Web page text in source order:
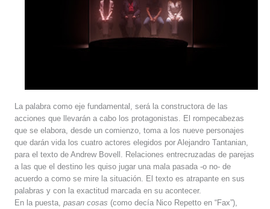
La palabra como eje fundamental, será la constructora de las
acciones que llevarán a cabo los protagonistas. El rompecabezas
que se elabora, desde un comienzo, toma a los nueve personajes
que darán vida los cuatro actores elegidos por Alejandro Tantanian,
para el texto de Andrew Bovell. Relaciones entrecruzadas de parejas
a las que el destino les quiso jugar una mala pasada -o no- de
acuerdo a como se mire la situación. El texto es atrapante en sus
palabras y con la exactitud marcada en su acontecer.
En la puesta, pasan cosas (como decía Nico Repetto en “Fax”),